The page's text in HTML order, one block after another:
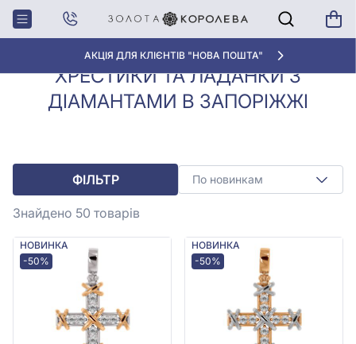
АКЦІЯ ДЛЯ КЛІЄНТІВ "НОВА ПОШТА"
Головна
Хрестики з
діамантами
Хрестики та ладанки з
діамантами в Запоріжжі
ХРЕСТИКИ ТА ЛАДАНКИ З
ДІАМАНТАМИ В ЗАПОРІЖЖІ
ФІЛЬТР По новинкам
Знайдено 50 товарів
НОВИНКА
-50%
НОВИНКА
-50%